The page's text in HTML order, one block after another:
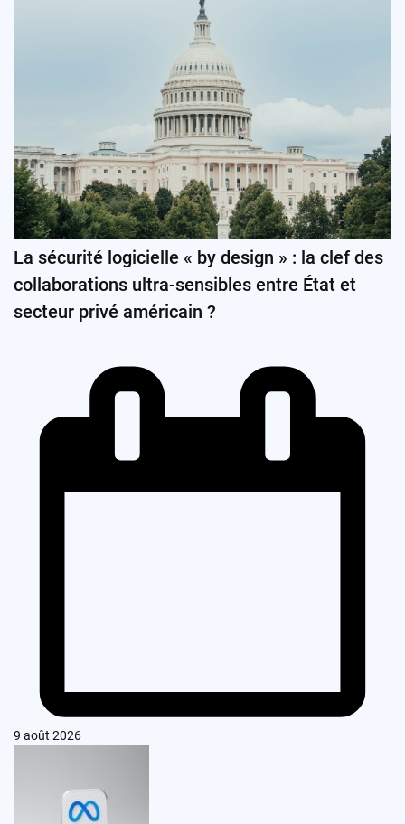
La sécurité logicielle « by design » : la clef des
collaborations ultra-sensibles entre État et
secteur privé américain ?
9 août 2026